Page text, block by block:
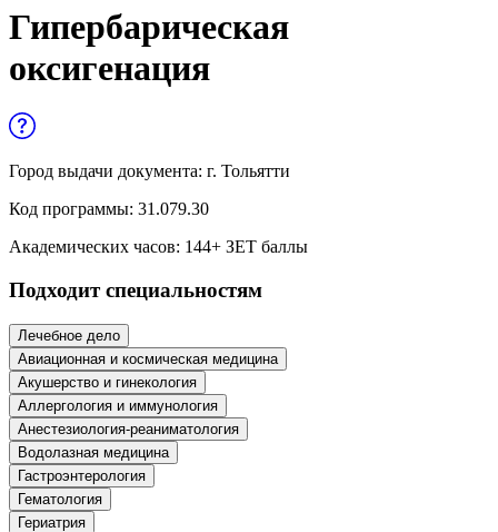
Управленческие дисциплины в
медицине
Образование и педагогические науки
Социология и социальная работа
и служащих
История и археология
Психологические науки
Техносферная безопасность и ОТ
Техносферная безопасность и
природообустройство
Гипербарическая
оксигенация
Город выдачи документа: г. Тольятти
Код программы: 31.079.30
Академических часов: 144+ ЗЕТ баллы
Подходит специальностям
Лечебное дело
Авиационная и космическая медицина
Акушерство и гинекология
Аллергология и иммунология
Анестезиология-реаниматология
Водолазная медицина
Гастроэнтерология
Гематология
Гериатрия